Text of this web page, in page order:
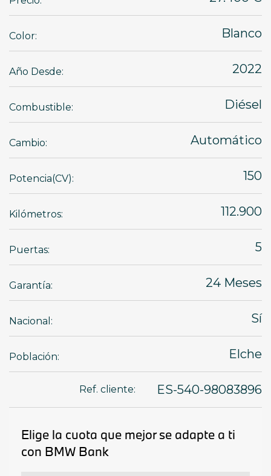
Color: Blanco
Año Desde: 2022
Combustible: Diésel
Cambio: Automático
Potencia(CV): 150
Kilómetros: 112.900
Puertas: 5
Garantía: 24 Meses
Nacional: Sí
Población: Elche
Ref. cliente: ES-540-98083896